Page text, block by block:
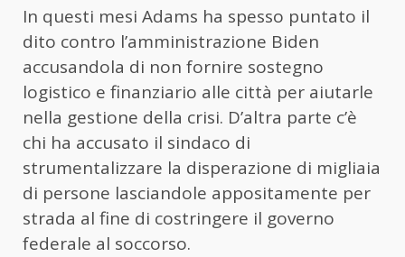
In questi mesi Adams ha spesso puntato il
dito contro l’amministrazione Biden
accusandola di non fornire sostegno
logistico e finanziario alle città per aiutarle
nella gestione della crisi. D’altra parte c’è
chi ha accusato il sindaco di
strumentalizzare la disperazione di migliaia
di persone lasciandole appositamente per
strada al fine di costringere il governo
federale al soccorso.